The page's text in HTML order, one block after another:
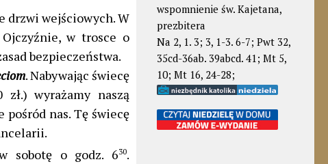
drzwi wejściowych. W
w trosce o
bezpieczeństwa.
. Nabywając świecę
wyrażamy naszą
nas. Tę świecę
sobotę o godz. 630.
wspomnienie św. Kajetana,
prezbitera
Na 2, 1. 3; 3, 1-3. 6-7; Pwt 32,
35cd-36ab. 39abcd. 41; Mt 5,
10; Mt 16, 24-28;